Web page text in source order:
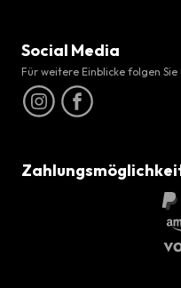
Social Media
Für weitere Einblicke folgen